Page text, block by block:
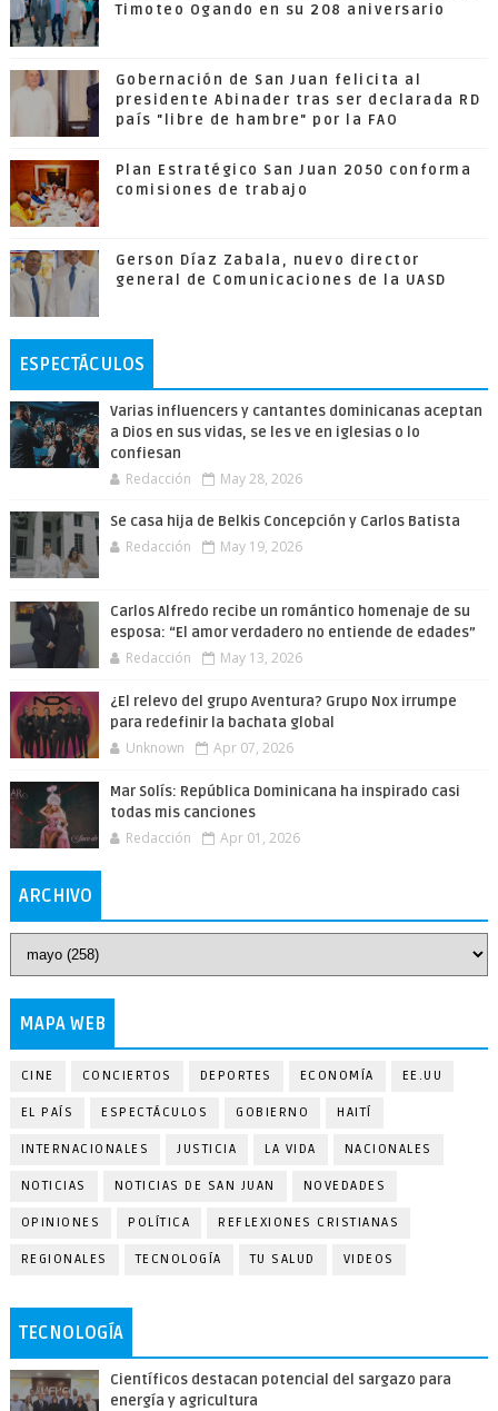
Timoteo Ogando en su 208 aniversario
Gobernación de San Juan felicita al
presidente Abinader tras ser declarada RD
país "libre de hambre" por la FAO
Plan Estratégico San Juan 2050 conforma
comisiones de trabajo
Gerson Díaz Zabala, nuevo director
general de Comunicaciones de la UASD
ESPECTÁCULOS
Varias influencers y cantantes dominicanas aceptan
a Dios en sus vidas, se les ve en iglesias o lo
confiesan
Redacción May 28, 2026
Se casa hija de Belkis Concepción y Carlos Batista
Redacción May 19, 2026
Carlos Alfredo recibe un romántico homenaje de su
esposa: “El amor verdadero no entiende de edades”
Redacción May 13, 2026
¿El relevo del grupo Aventura? Grupo Nox irrumpe
para redefinir la bachata global
Unknown Apr 07, 2026
Mar Solís: República Dominicana ha inspirado casi
todas mis canciones
Redacción Apr 01, 2026
ARCHIVO
MAPA WEB
CINE CONCIERTOS DEPORTES ECONOMÍA EE.UU
EL PAÍS ESPECTÁCULOS GOBIERNO HAITÍ
INTERNACIONALES JUSTICIA LA VIDA NACIONALES
NOTICIAS NOTICIAS DE SAN JUAN NOVEDADES
OPINIONES POLÍTICA REFLEXIONES CRISTIANAS
REGIONALES TECNOLOGÍA TU SALUD VIDEOS
TECNOLOGÍA
Científicos destacan potencial del sargazo para
energía y agricultura